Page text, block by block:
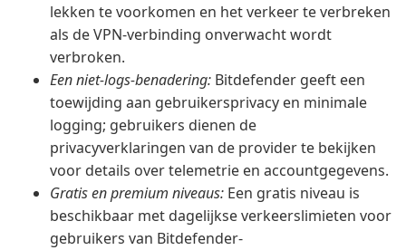
lekken te voorkomen en het verkeer te verbreken
als de VPN-verbinding onverwacht wordt
verbroken.
Een niet-logs-benadering: Bitdefender geeft een
toewijding aan gebruikersprivacy en minimale
logging; gebruikers dienen de
privacyverklaringen van de provider te bekijken
voor details over telemetrie en accountgegevens.
Gratis en premium niveaus: Een gratis niveau is
beschikbaar met dagelijkse verkeerslimieten voor
gebruikers van Bitdefender-